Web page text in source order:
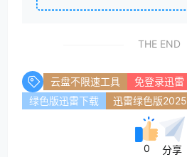
THE END
云盘不限速工具 免登录迅雷
绿色版迅雷下载
迅雷绿色版2025
0 分享